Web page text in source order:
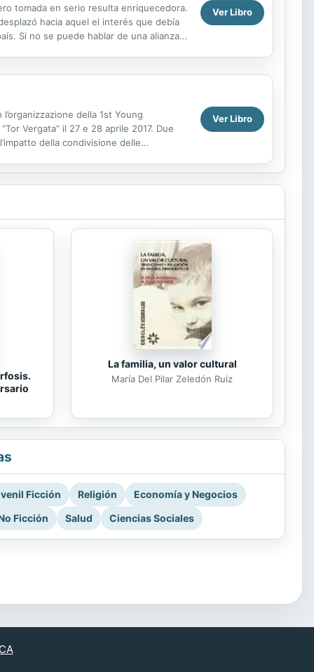
tomada en serio resulta enriquecedora.
hacia aquel el interés que debía
Si no se puede hablar de una alianza
Ver Libro
della 1st Young
Vergata” il 27 e 28 aprile 2017. Due
della condivisione delle
Ver Libro
La familia, un valor cultural
María Del Pilar Zeledón Ruiz
Ficción Religión
Economía y Negocios
Ficción
Salud Ciencias Sociales